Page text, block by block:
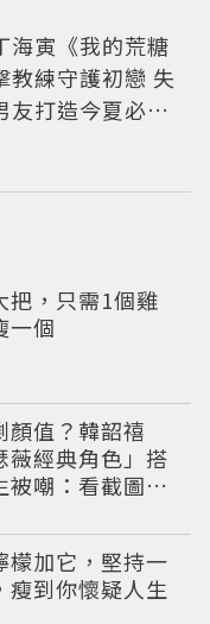
海寅《我的荒糖
教練守護初戀 失
打造今夏必看
把，只需1個雞
一個
顏值？韓韶禧
薇經典角色」搭
被嘲：看截圖就
檬加它，堅持一
瘦到你懷疑人生